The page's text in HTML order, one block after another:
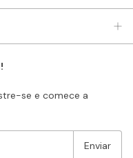
se e comece a